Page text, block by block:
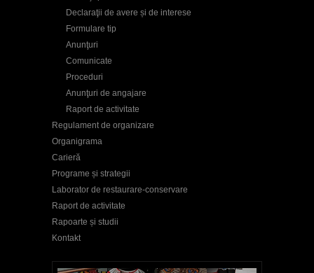
Declaraţii de avere și de interese
Formulare tip
Anunţuri
Comunicate
Proceduri
Anunţuri de angajare
Raport de activitate
Regulament de organizare
Organigrama
Carieră
Programe și strategii
Laborator de restaurare-conservare
Raport de activitate
Rapoarte și studii
Kontakt